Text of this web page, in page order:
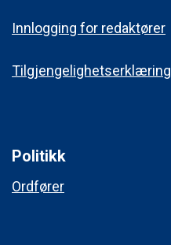
Innlogging for redaktører
Tilgjengelighetserklæring
Politikk
Ordfører